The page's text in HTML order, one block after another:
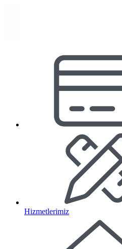
Hizmetlerimiz